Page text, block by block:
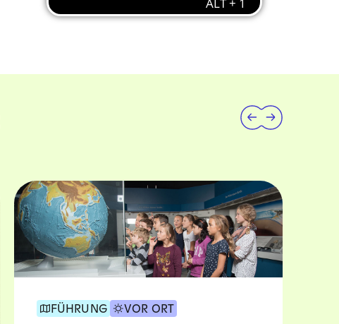
FÜHRUNG VOR ORT